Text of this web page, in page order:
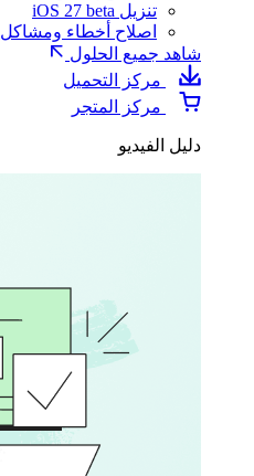
تنزيل iOS 27 beta
اصلاح أخطاء ومشاكل iOS 27
شاهد جميع الحلول
مركز التحميل
مركز المتجر
دليل الفيديو